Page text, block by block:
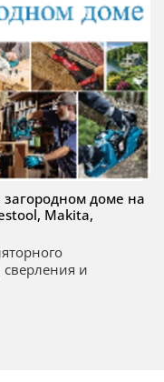
загородном доме на
Makita,
сверления и